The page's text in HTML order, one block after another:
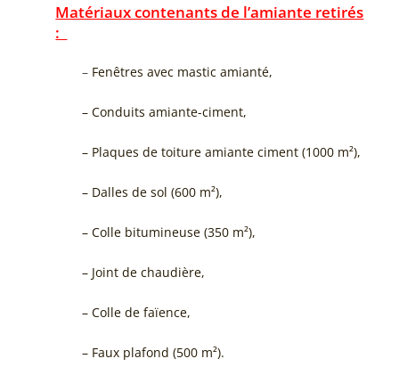
Matériaux contenants de l’amiante retirés
:
– Fenêtres avec mastic amianté,
– Conduits amiante-ciment,
– Plaques de toiture amiante ciment (1000 m²),
– Dalles de sol (600 m²),
– Colle bitumineuse (350 m²),
– Joint de chaudière,
– Colle de faïence,
– Faux plafond (500 m²).